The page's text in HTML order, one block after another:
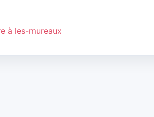
à les-mureaux